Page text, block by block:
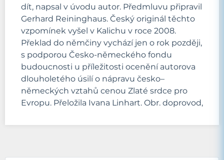
dít, napsal v úvodu autor. Předmluvu připravil
Gerhard Reininghaus. Český originál těchto
vzpomínek vyšel v Kalichu v roce 2008.
Překlad do němčiny vychází jen o rok později,
s podporou Česko-německého fondu
budoucnosti u příležitosti ocenění autorova
dlouholetého úsilí o nápravu česko–
německých vztahů cenou Zlaté srdce pro
Evropu. Přeložila Ivana Linhart. Obr. doprovod,